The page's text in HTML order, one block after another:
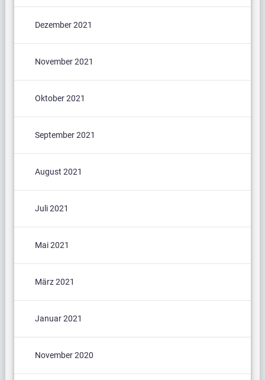
Dezember 2021
November 2021
Oktober 2021
September 2021
August 2021
Juli 2021
Mai 2021
März 2021
Januar 2021
November 2020